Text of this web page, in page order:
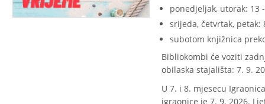
ponedjeljak, utorak: 13
srijeda, četvrtak, petak:
subotom knjižnica
Bibliokombi će voziti
obilaska stajališta: 7. 9.
U 7. i 8. mjesecu
igraonice je 7. 9. 2026.